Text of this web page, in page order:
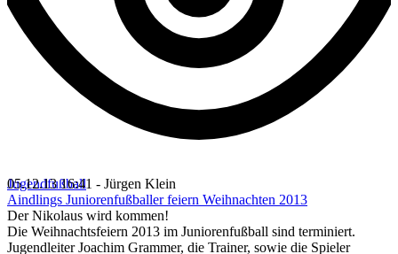
Jugendfußball
05.12.13 16:41 - Jürgen Klein
Aindlings Juniorenfußballer feiern Weihnachten 2013
Der Nikolaus wird kommen!
Die Weihnachtsfeiern 2013 im Juniorenfußball sind terminiert.
Jugendleiter Joachim Grammer, die Trainer, sowie die Spieler